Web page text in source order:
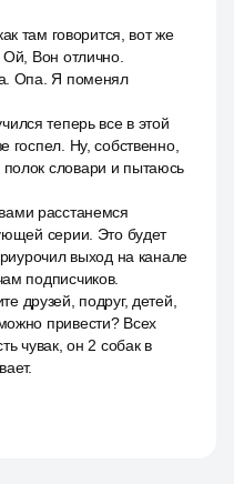
там говорится, вот же
Ой, Вон отлично.
Опа. Я поменял
теперь все в этой
госпел. Ну, собственно,
словари и пытаюсь
расстанемся
серии. Это будет
выход на канале
подписчиков.
друзей, подруг, детей,
привести? Всех
чувак, он 2 собак в